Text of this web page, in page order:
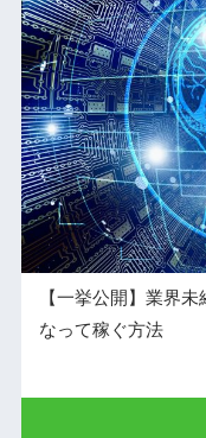
【一挙公開】業界
なって稼ぐ方法